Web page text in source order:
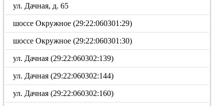
ул. Дачная, д. 65
шоссе Окружное (29:22:060301:29)
шоссе Окружное (29:22:060301:30)
ул. Дачная (29:22:060302:139)
ул. Дачная (29:22:060302:144)
ул. Дачная (29:22:060302:160)